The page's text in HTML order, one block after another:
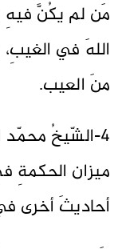
مَن لم يكُنَّ
اللهَ في
منَ العيب.
4-الشّيخُ محمّد
أحاديثَ أخرى